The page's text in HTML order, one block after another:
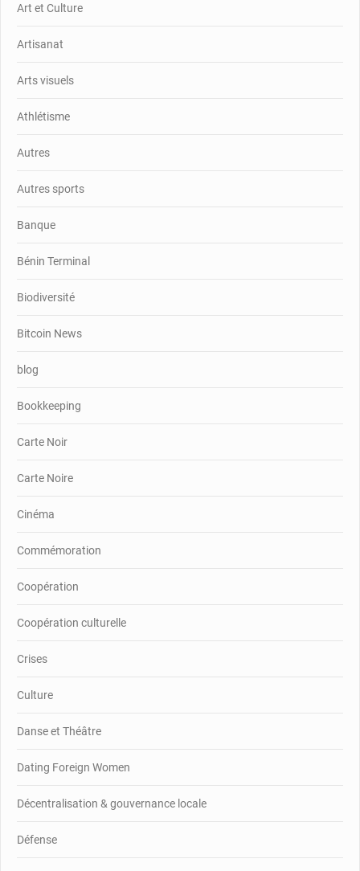
Art et Culture
Artisanat
Arts visuels
Athlétisme
Autres
Autres sports
Banque
Bénin Terminal
Biodiversité
Bitcoin News
blog
Bookkeeping
Carte Noir
Carte Noire
Cinéma
Commémoration
Coopération
Coopération culturelle
Crises
Culture
Danse et Théâtre
Dating Foreign Women
Décentralisation & gouvernance locale
Défense